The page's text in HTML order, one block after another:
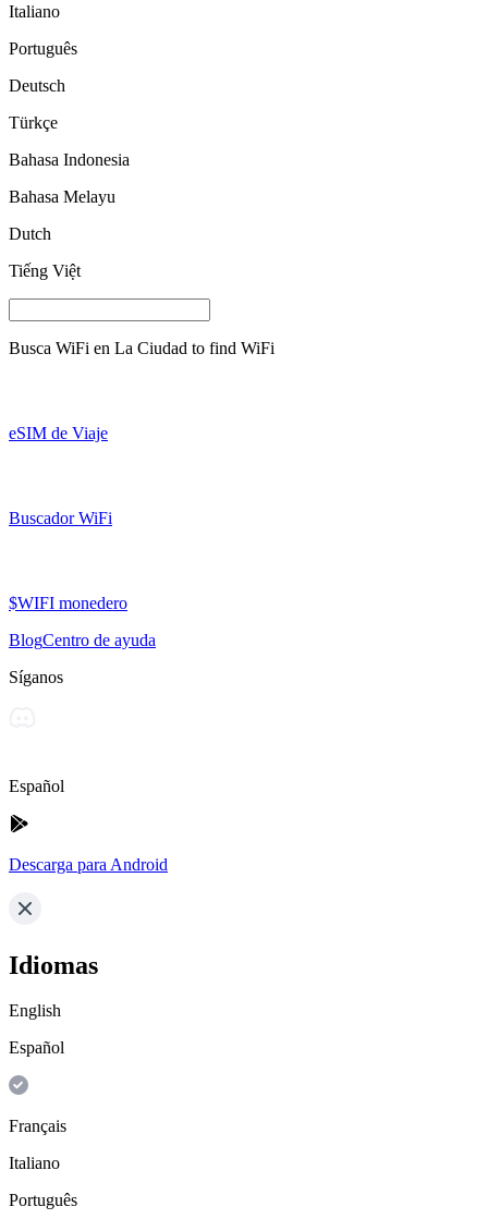
Italiano
Português
Deutsch
Türkçe
Bahasa Indonesia
Bahasa Melayu
Dutch
Tiếng Việt
Busca WiFi en La Ciudad to find WiFi
eSIM de Viaje
Buscador WiFi
$WIFI monedero
BlogCentro de ayuda
Síganos
Español
Descarga para Android
Idiomas
English
Español
Français
Italiano
Português